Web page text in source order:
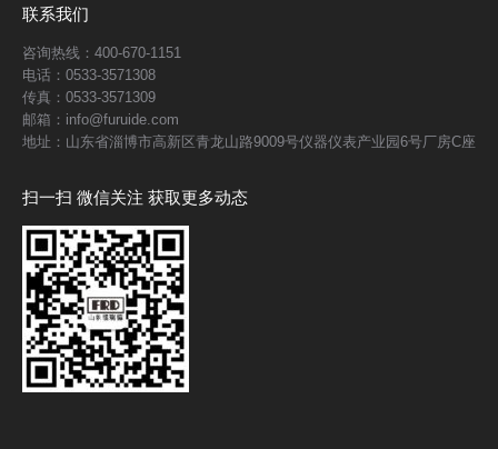
联系我们
咨询热线：400-670-1151
电话：0533-3571308
传真：0533-3571309
邮箱：info@furuide.com
地址：山东省淄博市高新区青龙山路9009号仪器仪表产业园6号厂房C座
扫一扫 微信关注 获取更多动态